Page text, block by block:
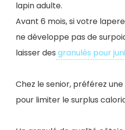
lapin adulte.
Avant 6 mois, si votre
ne développe pas de
laisser des granulés pour
Chez le senior, préférez
pour limiter le surplus